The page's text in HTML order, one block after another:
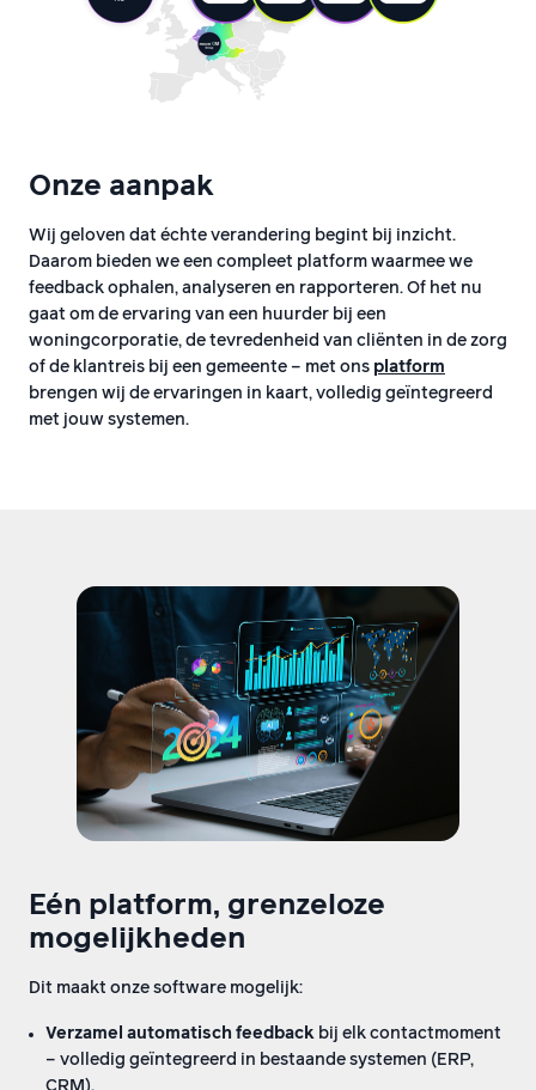
Onze aanpak
Wij geloven dat échte verandering begint bij inzicht.
Daarom bieden we een compleet platform waarmee we
feedback ophalen, analyseren en rapporteren. Of het nu
gaat om de ervaring van een huurder bij een
woningcorporatie, de tevredenheid van cliënten in de zorg
of de klantreis bij een gemeente – met ons platform
brengen wij de ervaringen in kaart, volledig geïntegreerd
met jouw systemen.
Eén platform, grenzeloze
mogelijkheden
Dit maakt onze software mogelijk:
Verzamel automatisch feedback bij elk contactmoment
– volledig geïntegreerd in bestaande systemen (ERP,
CRM).